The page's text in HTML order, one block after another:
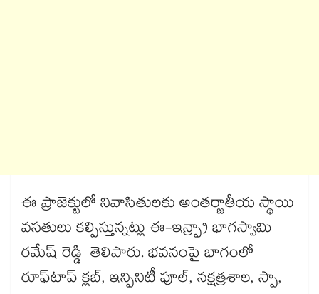
ఈ ప్రాజెక్టులో నివాసితులకు అంతర్జాతీయ స్థాయి
వసతులు కల్పిస్తున్నట్లు ఈ-ఇన్ఫ్రా భాగస్వామి
రమేష్ రెడ్డి తెలిపారు. భవనంపై భాగంలో
రూఫ్‌‌‌‌‌‌‌‌‌‌‌‌‌‌‌‌‌‌‌‌‌‌‌‌‌‌‌‌‌‌‌‌టాప్ క్లబ్, ఇన్ఫినిటీ పూల్, నక్షత్రశాల, స్పా,